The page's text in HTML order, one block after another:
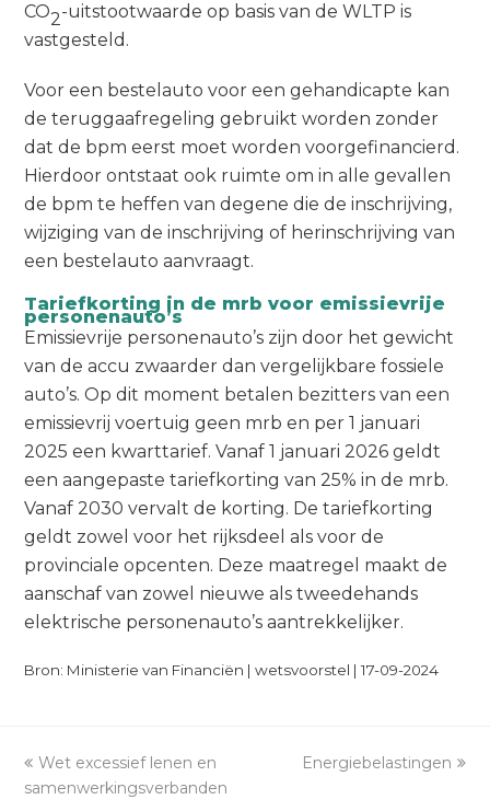
CO2-uitstootwaarde op basis van de WLTP is
vastgesteld.
Voor een bestelauto voor een gehandicapte kan
de teruggaafregeling gebruikt worden zonder
dat de bpm eerst moet worden voorgefinancierd.
Hierdoor ontstaat ook ruimte om in alle gevallen
de bpm te heffen van degene die de inschrijving,
wijziging van de inschrijving of herinschrijving van
een bestelauto aanvraagt.
Tariefkorting in de mrb voor emissievrije
personenauto’s
Emissievrije personenauto’s zijn door het gewicht
van de accu zwaarder dan vergelijkbare fossiele
auto’s. Op dit moment betalen bezitters van een
emissievrij voertuig geen mrb en per 1 januari
2025 een kwarttarief. Vanaf 1 januari 2026 geldt
een aangepaste tariefkorting van 25% in de mrb.
Vanaf 2030 vervalt de korting. De tariefkorting
geldt zowel voor het rijksdeel als voor de
provinciale opcenten. Deze maatregel maakt de
aanschaf van zowel nieuwe als tweedehands
elektrische personenauto’s aantrekkelijker.
Bron: Ministerie van Financiën | wetsvoorstel | 17-09-2024
previous
post:
Wet excessief lenen en
samenwerkingsverbanden
next
Energiebelastingen